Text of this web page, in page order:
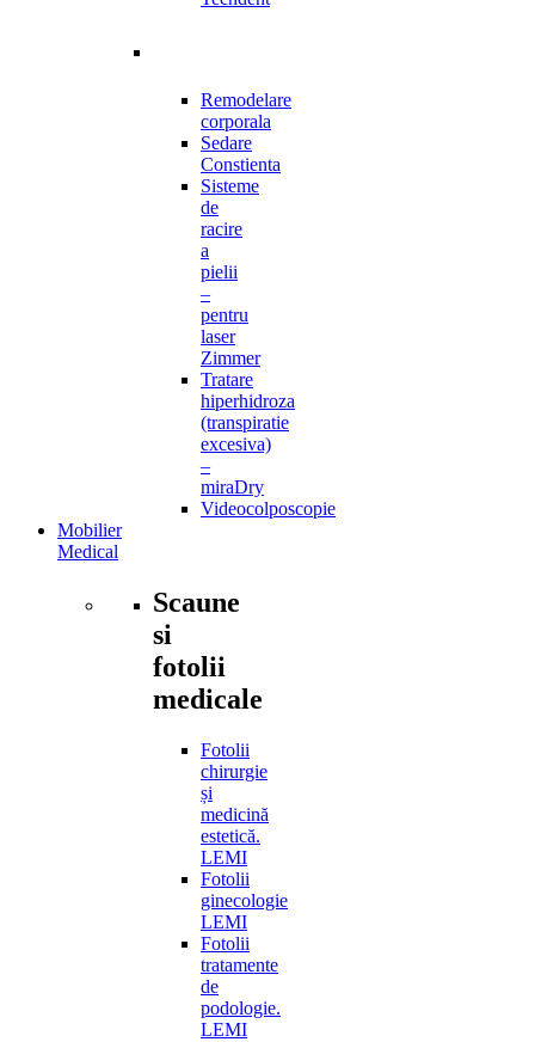
Remodelare
corporala
Sedare
Constienta
Sisteme
de
racire
a
pielii
–
pentru
laser
Zimmer
Tratare
hiperhidroza
(transpiratie
excesiva)
–
miraDry
Videocolposcopie
Mobilier
Medical
Scaune
si
fotolii
medicale
Fotolii
chirurgie
și
medicină
estetică.
LEMI
Fotolii
ginecologie
LEMI
Fotolii
tratamente
de
podologie.
LEMI